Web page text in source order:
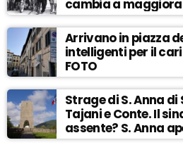
cambia a
Arrivano in piazza
intelligenti per il
FOTO
Strage di S. Anna
Tajani e Conte. Il
assente? S. Anna
ASCOLTA